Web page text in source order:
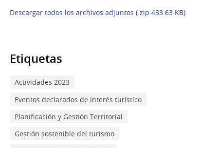
Descargar todos los archivos adjuntos (.zip 433.63 KB)
Etiquetas
Actividades 2023
Eventos declarados de interés turístico
Planificación y Gestión Territorial
Gestión sostenible del turismo